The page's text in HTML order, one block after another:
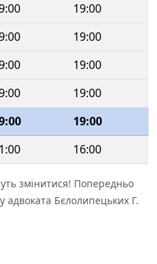
19:00
19:00
19:00
19:00
19:00
16:00
змінитися! Попередньо
адвоката Бєлолипецьких Г.